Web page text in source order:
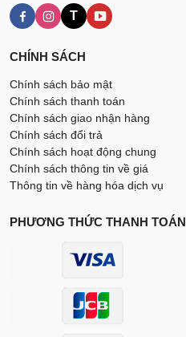
T
CHÍNH SÁCH
Chính sách bảo mật
Chính sách thanh toán
Chính sách giao nhận hàng
Chính sách đổi trả
Chính sách hoạt động chung
Chính sách thông tin về giá
Thông tin về hàng hóa dịch vụ
PHƯƠNG THỨC THANH TOÁN